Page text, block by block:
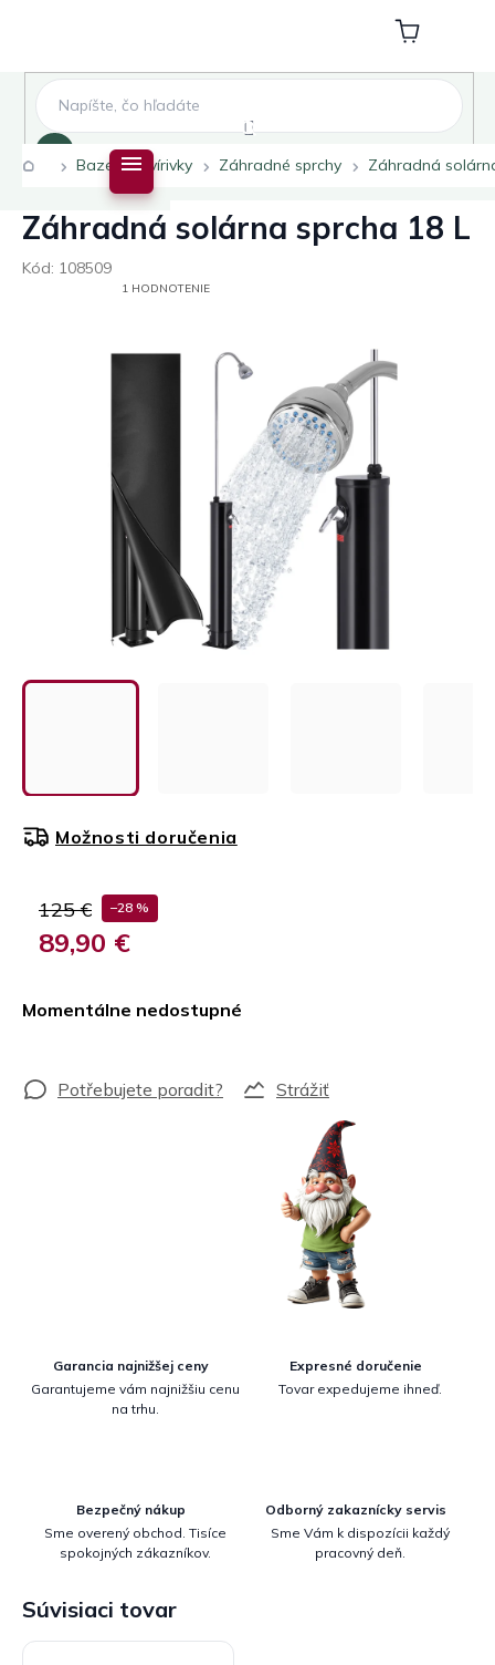
Nákupný
košík
Domov
Bazény a vírivky Záhradné sprchy Záhradná
Záhradná solárna sprcha 18 L
Kód: 108509
PRIEMERNÉ1 HODNOTENIE
125 € –28 %
89,90 €
Momentálne nedostupné
Možnosti doručenia
Strážiť
Garancia najnižšej ceny
Garantujeme vám najnižšiu cenu
na trhu.
Expresné doručenie
Tovar expedujeme ihneď.
Bezpečný nákup
Sme overený obchod. Tisíce
spokojných zákazníkov.
Odborný zakaznícky servis
Sme Vám k dispozícii každý
pracovný deň.
Súvisiaci tovar